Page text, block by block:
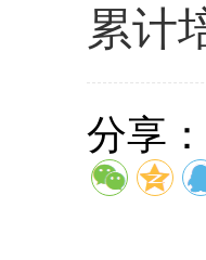
累计
分享：